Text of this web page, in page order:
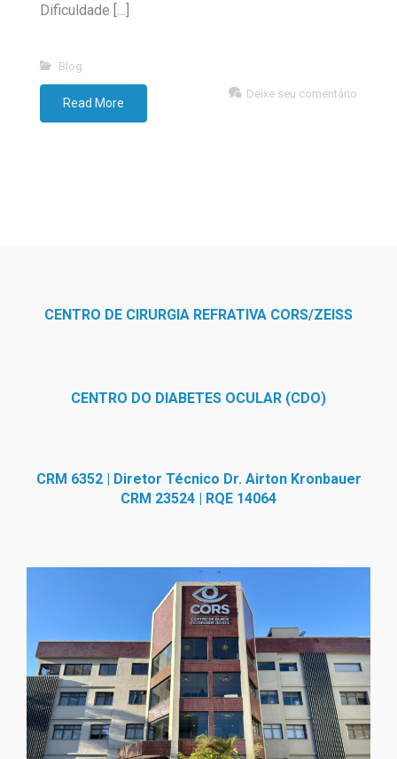
Dificuldade […]
Blog
Read More
Deixe seu comentário
CENTRO DE CIRURGIA REFRATIVA CORS/ZEISS
CENTRO DO DIABETES OCULAR (CDO)
CRM 6352 | Diretor Técnico Dr. Airton Kronbauer
CRM 23524 | RQE 14064